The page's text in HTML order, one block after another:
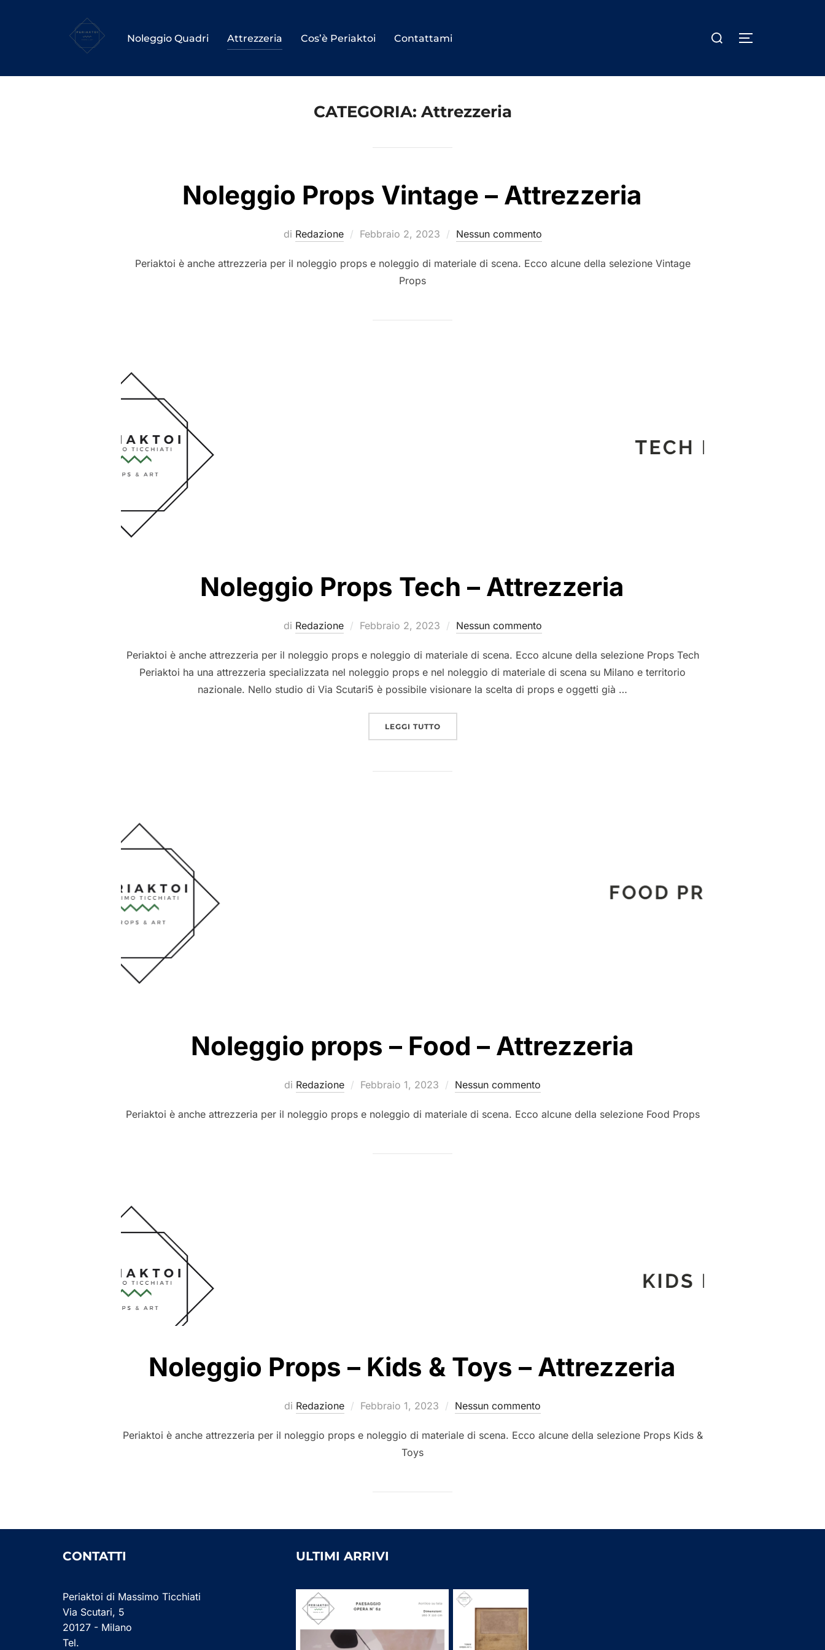
Noleggio Quadri Attrezzeria Cos’è Periaktoi Contattami
Cerca
APRI/CHIUDI
CATEGORIA: Attrezzeria
Noleggio Props Vintage – Attrezzeria
di Redazione
Pubblicato
Febbraio 2, 2023 Nessun commento
Periaktoi è anche attrezzeria per il noleggio props e noleggio di materiale di scena. Ecco alcune della selezione Vintage
Props
Noleggio Props Tech – Attrezzeria
di Redazione
Pubblicato
Febbraio 2, 2023 Nessun commento
Periaktoi è anche attrezzeria per il noleggio props e noleggio di materiale di scena. Ecco alcune della selezione Props Tech
Periaktoi ha una attrezzeria specializzata nel noleggio props e nel noleggio di materiale di scena su Milano e territorio
nazionale. Nello studio di Via Scutari5 è possibile visionare la scelta di props e oggetti già …
LEGGI TUTTO“NOLEGGIO PROPS TECH – ATTREZZERIA”
Noleggio props – Food – Attrezzeria
di Redazione
Pubblicato
Febbraio 1, 2023 Nessun commento
Periaktoi è anche attrezzeria per il noleggio props e noleggio di materiale di scena. Ecco alcune della selezione Food Props
Noleggio Props – Kids & Toys – Attrezzeria
di Redazione
Pubblicato
Febbraio 1, 2023 Nessun commento
Periaktoi è anche attrezzeria per il noleggio props e noleggio di materiale di scena. Ecco alcune della selezione Props Kids &
Toys
CONTATTI
Periaktoi di Massimo Ticchiati
Via Scutari, 5
20127 - Milano
Tel.
ULTIMI ARRIVI